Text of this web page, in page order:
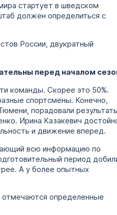
стартует в шведском
должен определиться с
России, двукратный
перед началом
команды. Скорее это 50%.
спортсмены. Конечно,
порадовали
Ирина Казакевич
и движение вперед.
всю информацию по
период
А у более опытных
отмечаются определенные